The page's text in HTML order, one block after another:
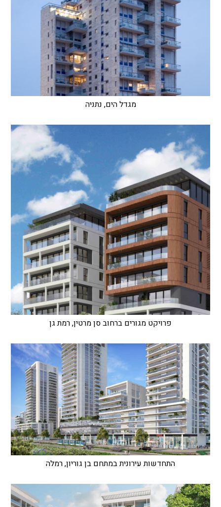
מגדל הים, נתניה
פרויקט מגורים ברחוב סן מרטין, רמת גן
התחדשות עירונית במתחם בן גוריון, רמלה